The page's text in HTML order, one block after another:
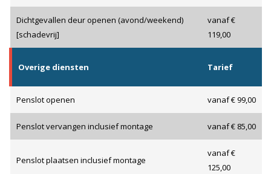
Dichtgevallen deur openen (avond/weekend)
[schadevrij]
vanaf €
119,00
Overige diensten Tarief
Penslot openen vanaf € 99,00
Penslot vervangen inclusief montage vanaf € 85,00
Penslot plaatsen inclusief montage
vanaf €
125,00